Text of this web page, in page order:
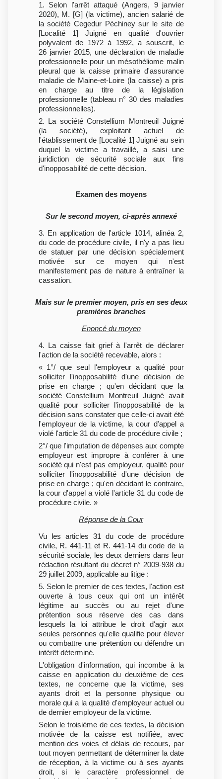
1. Selon l'arrêt attaqué (Angers, 9 janvier
2020), M. [G] (la victime), ancien salarié de
la société Cegedur Péchiney sur le site de
[Localité 1] Juigné en qualité d'ouvrier
polyvalent de 1972 à 1992, a souscrit, le
26 janvier 2015, une déclaration de maladie
professionnelle pour un mésothéliome malin
pleural que la caisse primaire d'assurance
maladie de Maine-et-Loire (la caisse) a pris
en charge au titre de la législation
professionnelle (tableau n° 30 des maladies
professionnelles).
2. La société Constellium Montreuil Juigné
(la société), exploitant actuel de
l'établissement de [Localité 1] Juigné au sein
duquel la victime a travaillé, a saisi une
juridiction de sécurité sociale aux fins
d'inopposabilité de cette décision.
Examen des moyens
Sur le second moyen, ci-après annexé
3. En application de l'article 1014, alinéa 2,
du code de procédure civile, il n'y a pas lieu
de statuer par une décision spécialement
motivée sur ce moyen qui n'est
manifestement pas de nature à entraîner la
cassation.
Mais sur le premier moyen, pris en ses deux
premières branches
Enoncé du moyen
4. La caisse fait grief à l'arrêt de déclarer
l'action de la société recevable, alors :
« 1°/ que seul l'employeur a qualité pour
solliciter l'inopposabilité d'une décision de
prise en charge ; qu'en décidant que la
société Constellium Montreuil Juigné avait
qualité pour solliciter l'inopposabilité de la
décision sans constater que celle-ci avait été
l'employeur de la victime, la cour d'appel a
violé l'article 31 du code de procédure civile ;
2°/ que l'imputation de dépenses aux compte
employeur est impropre à conférer à une
société qui n'est pas employeur, qualité pour
solliciter l'inopposabilité d'une décision de
prise en charge ; qu'en décidant le contraire,
la cour d'appel a violé l'article 31 du code de
procédure civile. »
Réponse de la Cour
Vu les articles 31 du code de procédure
civile, R. 441-11 et R. 441-14 du code de la
sécurité sociale, les deux derniers dans leur
rédaction résultant du décret n° 2009-938 du
29 juillet 2009, applicable au litige :
5. Selon le premier de ces textes, l'action est
ouverte à tous ceux qui ont un intérêt
légitime au succès ou au rejet d'une
prétention sous réserve des cas dans
lesquels la loi attribue le droit d'agir aux
seules personnes qu'elle qualifie pour élever
ou combattre une prétention ou défendre un
intérêt déterminé.
L'obligation d'information, qui incombe à la
caisse en application du deuxième de ces
textes, ne concerne que la victime, ses
ayants droit et la personne physique ou
morale qui a la qualité d'employeur actuel ou
de dernier employeur de la victime.
Selon le troisième de ces textes, la décision
motivée de la caisse est notifiée, avec
mention des voies et délais de recours, par
tout moyen permettant de déterminer la date
de réception, à la victime ou à ses ayants
droit, si le caractère professionnel de